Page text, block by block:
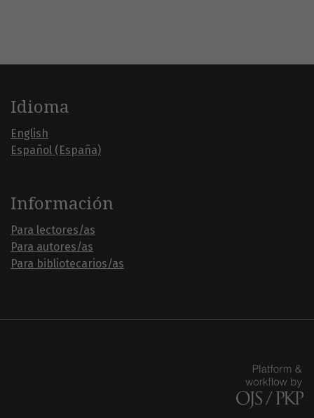
Idioma
English
Español (España)
Información
Para lectores/as
Para autores/as
Para bibliotecarios/as